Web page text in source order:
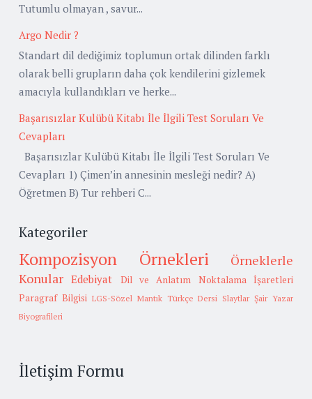
Tutumlu olmayan , savur...
Argo Nedir ?
Standart dil dediğimiz toplumun ortak dilinden farklı
olarak belli grupların daha çok kendilerini gizlemek
amacıyla kullandıkları ve herke...
Başarısızlar Kulübü Kitabı İle İlgili Test Soruları Ve
Cevapları
Başarısızlar Kulübü Kitabı İle İlgili Test Soruları Ve
Cevapları 1) Çimen’in annesinin mesleği nedir? A)
Öğretmen B) Tur rehberi C...
Kategoriler
Kompozisyon Örnekleri
Örneklerle
Konular Edebiyat Dil ve Anlatım
Noktalama İşaretleri
Paragraf Bilgisi LGS-Sözel Mantık Türkçe Dersi Slaytlar Şair Yazar
Biyografileri
İletişim Formu